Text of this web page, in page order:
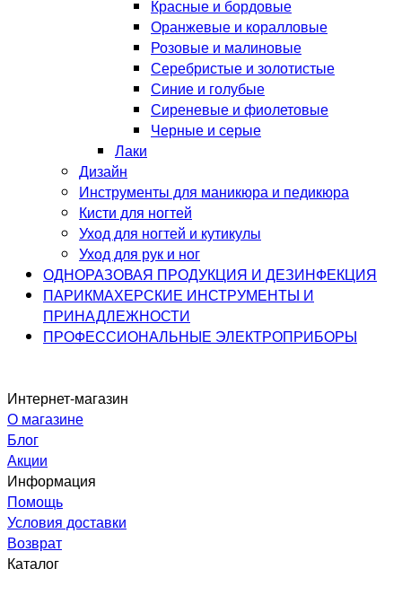
Красные и бордовые
Оранжевые и коралловые
Розовые и малиновые
Серебристые и золотистые
Синие и голубые
Сиреневые и фиолетовые
Черные и серые
Лаки
Дизайн
Инструменты для маникюра и педикюра
Кисти для ногтей
Уход для ногтей и кутикулы
Уход для рук и ног
ОДНОРАЗОВАЯ ПРОДУКЦИЯ И ДЕЗИНФЕКЦИЯ
ПАРИКМАХЕРСКИЕ ИНСТРУМЕНТЫ И
ПРИНАДЛЕЖНОСТИ
ПРОФЕССИОНАЛЬНЫЕ ЭЛЕКТРОПРИБОРЫ
Интернет-магазин
О магазине
Блог
Акции
Информация
Помощь
Условия доставки
Возврат
Каталог